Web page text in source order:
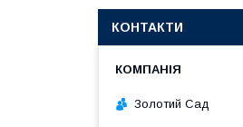
КОНТАКТИ
Золотий Сад